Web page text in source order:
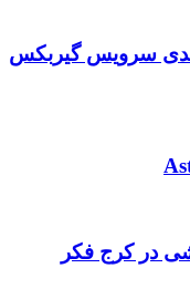
سرویس گیربکس
در کرج فکر